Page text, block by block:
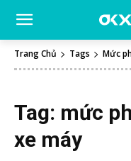
Trang Chủ Tags Mức
Tag: mức
xe máy